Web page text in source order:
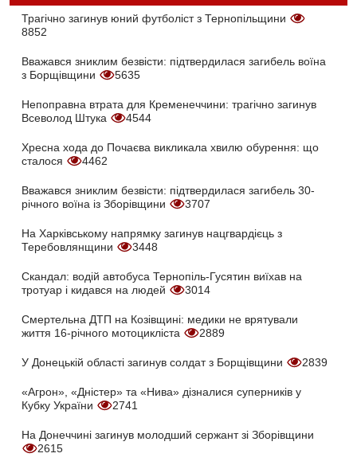
Трагічно загинув юний футболіст з Тернопільщини
8852
Вважався зниклим безвісти: підтвердилася загибель воїна
з Борщівщини
5635
Непоправна втрата для Кременеччини: трагічно загинув
Всеволод Штука
4544
Хресна хода до Почаєва викликала хвилю обурення: що
сталося
4462
Вважався зниклим безвісти: підтвердилася загибель 30-
річного воїна із Зборівщини
3707
На Харківському напрямку загинув нацгвардієць з
Теребовлянщини
3448
Скандал: водій автобуса Тернопіль-Гусятин виїхав на
тротуар і кидався на людей
3014
Смертельна ДТП на Козівщині: медики не врятували
життя 16-річного мотоцикліста
2889
У Донецькій області загинув солдат з Борщівщини 2839
«Агрон», «Дністер» та «Нива» дізналися суперників у
Кубку України
2741
На Донеччині загинув молодший сержант зі Зборівщини
2615